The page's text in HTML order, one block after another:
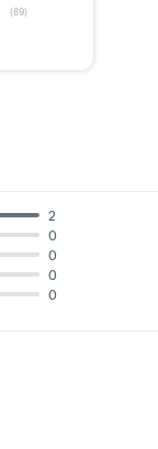
(89)
0
0
0
0
2